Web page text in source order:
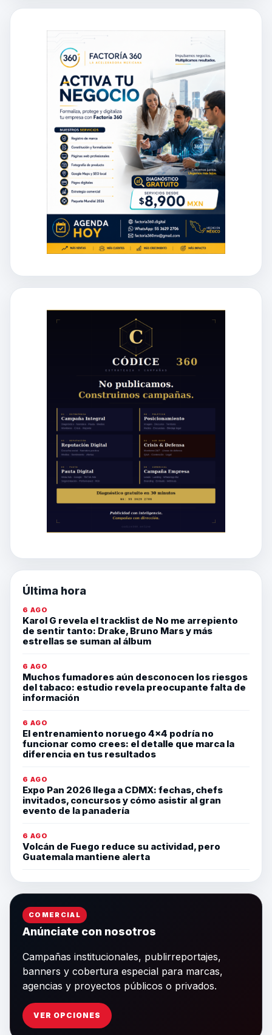
Última hora
6 AGO
Karol G revela el tracklist de No me arrepiento
de sentir tanto: Drake, Bruno Mars y más
estrellas se suman al álbum
6 AGO
Muchos fumadores aún desconocen los riesgos
del tabaco: estudio revela preocupante falta de
información
6 AGO
El entrenamiento noruego 4×4 podría no
funcionar como crees: el detalle que marca la
diferencia en tus resultados
6 AGO
Expo Pan 2026 llega a CDMX: fechas, chefs
invitados, concursos y cómo asistir al gran
evento de la panadería
6 AGO
Volcán de Fuego reduce su actividad, pero
Guatemala mantiene alerta
COMERCIAL
Anúnciate con nosotros
Campañas institucionales, publirreportajes,
banners y cobertura especial para marcas,
agencias y proyectos públicos o privados.
VER OPCIONES